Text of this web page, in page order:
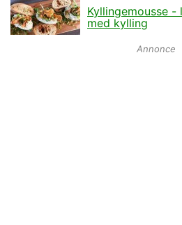
Kyllingemousse
med kylling
Annonce